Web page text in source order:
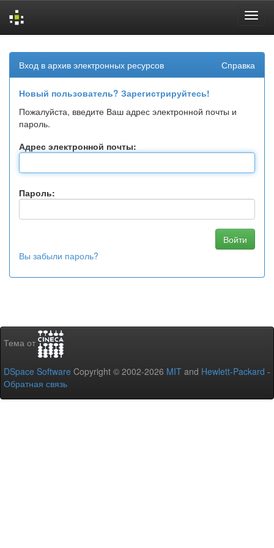
navigation
Вход в архив электронных ресурсов Справка
Новый пользователь? Зарегистрируйтесь!
Пожалуйста, введите Ваш адрес электронной почты и
пароль.
Адрес электронной почты:
Пароль:
Вы забыли пароль?
Тема от
DSpace Software Copyright © 2002-2026 MIT and Hewlett-Packard -
Обратная связь